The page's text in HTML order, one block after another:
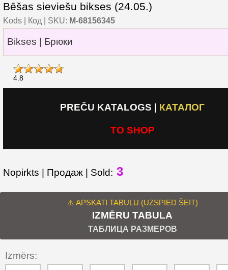
Bēšas sieviešu bikses (24.05.)
Kods | Код | SKU: M-68156345
Bikses | Брюки
4.8
PREČU KATALOGS КАТАЛОГ
TO SHOP
Nopirkts | Продаж | Sold: 3
⚠️ APSKATI TABULU (UZSPIED ŠEIT)
IZMĒRU TABULA
ТАБЛИЦА РАЗМЕРОВ
Izmērs: